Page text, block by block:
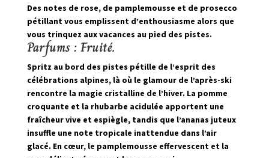
Des notes de rose, de pamplemousse et de prosecco
pétillant vous emplissent d’enthousiasme alors que
vous trinquez aux vacances au pied des pistes.
Parfums : Fruité.
Spritz au bord des pistes pétille de l’esprit des
célébrations alpines, là où le glamour de l’après-ski
rencontre la magie cristalline de l’hiver. La pomme
croquante et la rhubarbe acidulée apportent une
fraîcheur vive et espiègle, tandis que l’ananas juteux
insuffle une note tropicale inattendue dans l’air
glacé. En cœur, le pamplemousse effervescent et la